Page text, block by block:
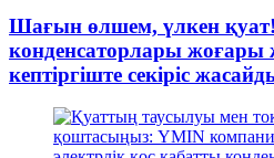
Шағын өлшем, үлкен
конденсаторлары
кептіргіште секіріс